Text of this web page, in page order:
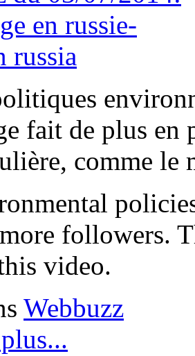
fait de plus en
comme le
followers.
video.
Webbuzz